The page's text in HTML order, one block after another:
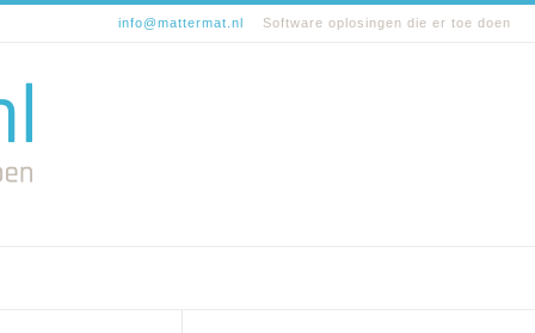
info@mattermat.nl Software oplosingen die er toe doen